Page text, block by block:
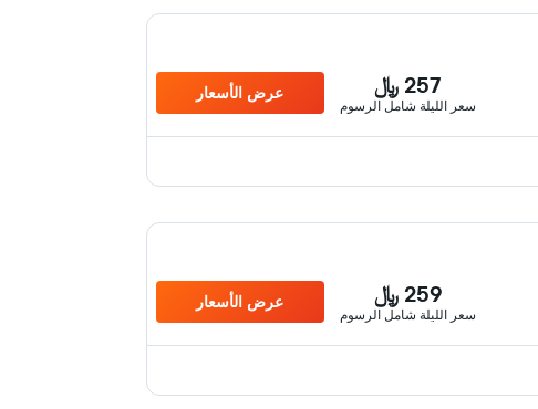
257 ﷼
سعر الليلة شامل الرسوم
عرض الأسعار
259 ﷼
سعر الليلة شامل الرسوم
عرض الأسعار